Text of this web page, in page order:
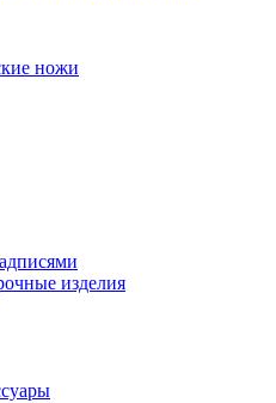
ножи
изделия